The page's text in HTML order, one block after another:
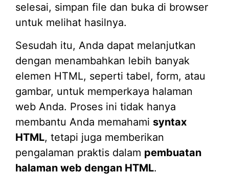
selesai, simpan file dan buka di browser
untuk melihat hasilnya.
Sesudah itu, Anda dapat melanjutkan
dengan menambahkan lebih banyak
elemen HTML, seperti tabel, form, atau
gambar, untuk memperkaya halaman
web Anda. Proses ini tidak hanya
membantu Anda memahami syntax
HTML, tetapi juga memberikan
pengalaman praktis dalam pembuatan
halaman web dengan HTML.